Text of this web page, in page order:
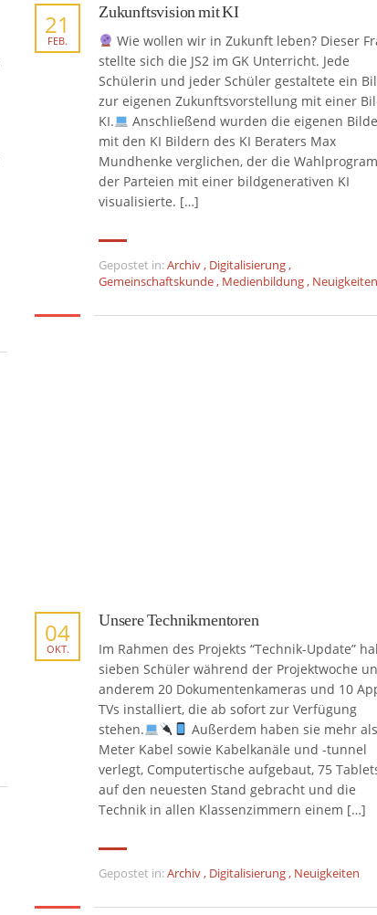
Zukunftsvision mit KI
21
FEB.
Wie wollen wir in Zukunft leben? Dieser
stellte sich die JS2 im GK Unterricht. Jede
Schülerin und jeder Schüler gestaltete ein
zur eigenen Zukunftsvorstellung mit einer
KI.
Anschließend wurden die eigenen
mit den KI Bildern des KI Beraters Max
Mundhenke verglichen, der die
der Parteien mit einer bildgenerativen KI
visualisierte. […]
Gepostet in:Archiv, Digitalisierung,
Gemeinschaftskunde, Medienbildung, Neuigkeiten
Unsere Technikmentoren
04
OKT.
Im Rahmen des Projekts “Technik-Update”
sieben Schüler während der Projektwoche
anderem 20 Dokumentenkameras und 10
TVs installiert, die ab sofort zur Verfügung
stehen.
Außerdem haben sie mehr
Meter Kabel sowie Kabelkanäle und -tunnel
verlegt, Computertische aufgebaut, 75
auf den neuesten Stand gebracht und die
Technik in allen Klassenzimmern einem […]
Gepostet in:Archiv, Digitalisierung, Neuigkeiten